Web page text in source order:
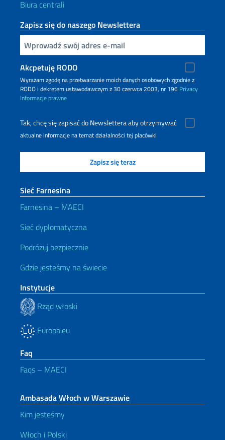
Biura centrali
Zapisz się do naszego Newslettera
Inserisci la tua email
Akcpetuję RODO
Wyrażam zgodę na przetwarzanie moich danych osobowych zgodnie z
RODO i dekretem ustawodawczym z 30 czerwca 2003, nr 196 Privacy
Informacje prawne
Tak, chcę się zapisać do Newslettera aby otrzymywać
aktualne informacje na temat działalności tej placówki
Sieć Farnesina
Farnesina – MAECI
Sieć dyplomatyczna
Podróżuj bezpiecznie
Gdzie jesteśmy na świecie
Instytucje
Rząd włoski
Europa.eu
Faq
Faqs – MAECI
Ambasada Włoch w Warszawie
Kim jesteśmy
Włoch i Polski